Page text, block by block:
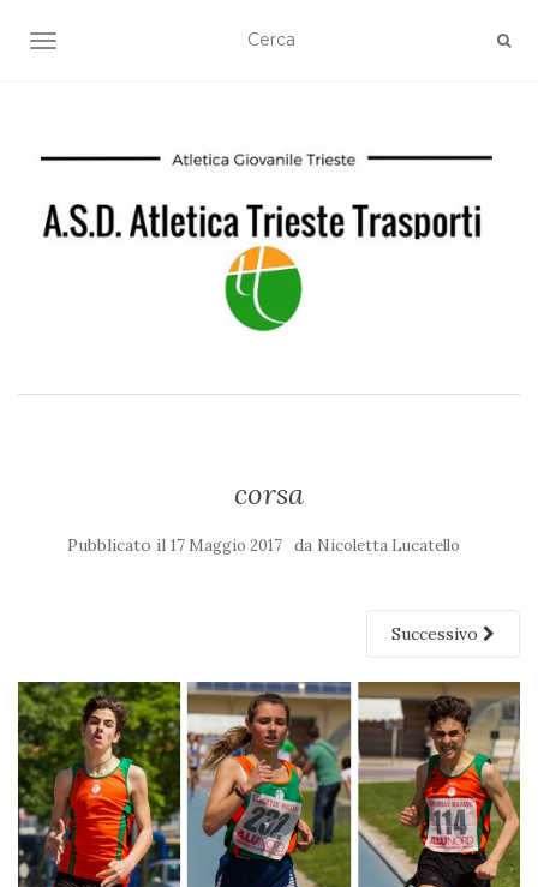
TOGGLE NAVIGATION
corsa
Pubblicato il 17 Maggio 2017 da Nicoletta Lucatello
Successivo